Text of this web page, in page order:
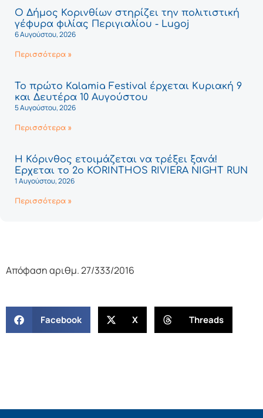
Ο Δήμος Κορινθίων στηρίζει την πολιτιστική
γέφυρα φιλίας Περιγιαλίου - Lugoj
6 Αυγούστου, 2026
Περισσότερα »
Το πρώτο Kalamia Festival έρχεται Κυριακή 9
και Δευτέρα 10 Αυγούστου
5 Αυγούστου, 2026
Περισσότερα »
Η Κόρινθος ετοιμάζεται να τρέξει ξανά!
Έρχεται το 2ο KORINTHOS RIVIERA NIGHT RUN
1 Αυγούστου, 2026
Περισσότερα »
Απόφαση αριθμ. 27/333/2016
Facebook X Threads